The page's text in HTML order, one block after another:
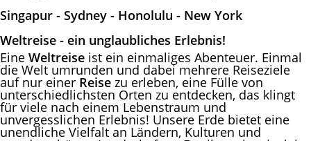
Singapur - Sydney - Honolulu - New York
Weltreise - ein unglaubliches Erlebnis!
Eine Weltreise ist ein einmaliges Abenteuer. Einmal
die Welt umrunden und dabei mehrere Reiseziele
auf nur einer Reise zu erleben, eine Fülle von
unterschiedlichsten Orten zu entdecken, das klingt
für viele nach einem Lebenstraum und
unvergesslichen Erlebnis! Unsere Erde bietet eine
unendliche Vielfalt an Ländern, Kulturen und